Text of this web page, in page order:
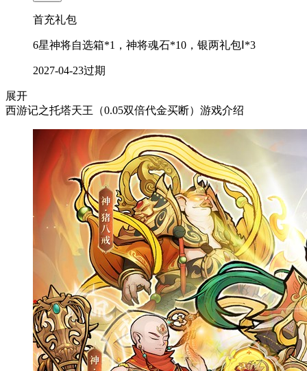
首充礼包
6星神将自选箱*1，神将魂石*10，银两礼包Ⅰ*3
2027-04-23过期
展开
西游记之托塔天王（0.05双倍代金买断）游戏介绍